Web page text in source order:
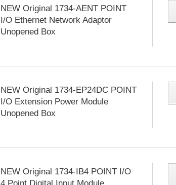
NEW Original 1734-AENT POINT
I/O Ethernet Network Adaptor
Unopened Box
NEW Original 1734-EP24DC POINT
I/O Extension Power Module
Unopened Box
NEW Original 1734-IB4 POINT I/O